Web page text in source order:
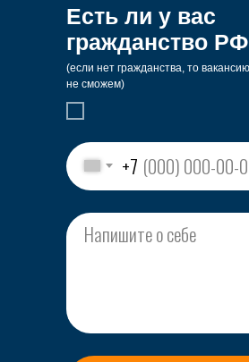
Есть ли у вас
гражданство
(если нет гражданства, то
не сможем)
+7